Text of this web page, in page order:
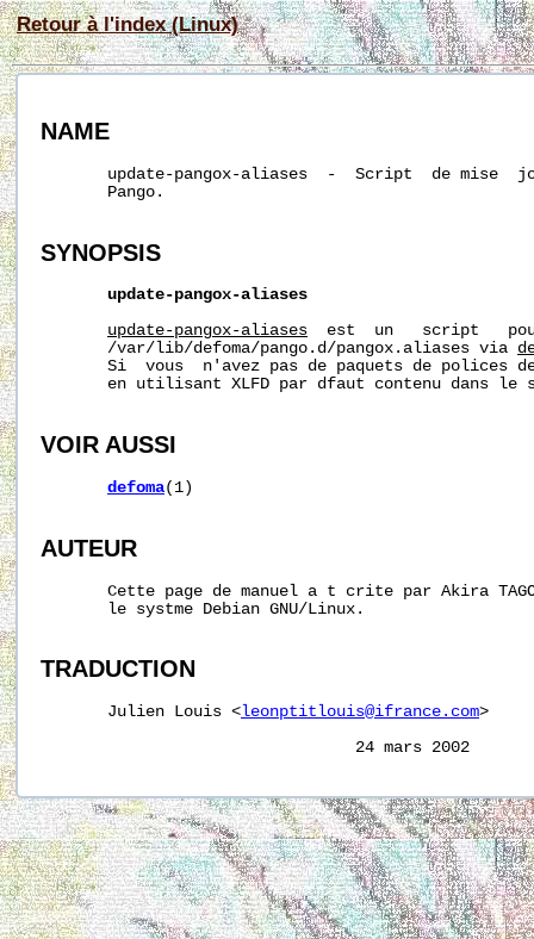
Retour à l'index (Linux)
NAME
update-pangox-aliases  -  Script  de mise
       Pango.
SYNOPSIS
update-pangox-aliases
update-pangox-aliases
est  un   script
/var/lib/defoma/pango.d/pangox.aliases via
Si  vous  n'avez pas de paquets de polices
en utilisant XLFD par dfaut contenu dans le
VOIR AUSSI
defoma(1)
AUTEUR
Cette page de manuel a t crite par Akira
       le systme Debian GNU/Linux.
TRADUCTION
       Julien Louis <
leonptitlouis@ifrance.com>